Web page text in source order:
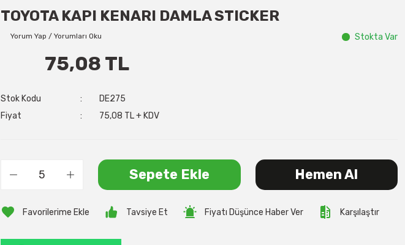
TOYOTA KAPI KENARI DAMLA STICKER
Yorum Yap / Yorumları Oku Stokta Var
75,08 TL
Stok Kodu
DE275
Fiyat
75,08 TL + KDV
Sepete Ekle Hemen Al
Tavsiye Et Fiyatı Düşünce Haber Ver Karşılaştır